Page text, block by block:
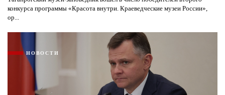
конкурса программы «Красота внутри. Краеведческие музеи России»,
ор...
НОВОСТИ
Я согласен с
политикой конфиденциальности и
защиты информации*
Я согласен с
политикой конфиденциальности и
защиты информации*